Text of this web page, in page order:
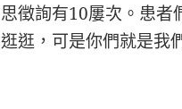
思徵詢有10屢次。患者
逛逛，可是你們就是我